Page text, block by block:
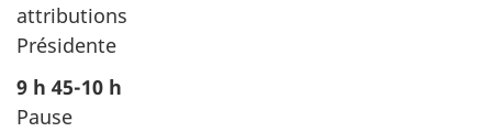
attributions
Présidente
9 h 45-10 h
Pause